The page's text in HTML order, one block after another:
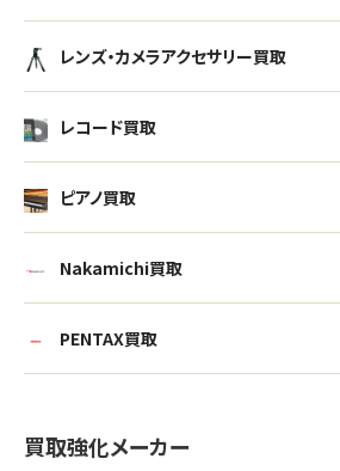
レンズ・カメラアクセサリー買取
レコード買取
ピアノ買取
Nakamichi買取
PENTAX買取
買取強化メーカー